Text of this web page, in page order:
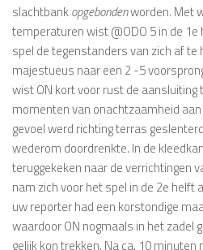
slachtbankopgebondenworden. Met
temperaturen wist @ODO 5 in de
spel de tegenstanders van zich af te
majestueus naar een 2 -5
wist ON kort voor rust de aansluiting
momenten van onachtzaamheid
gevoel werd richting terras
wederom doordrenkte. In de
teruggekeken naar de verrichtingen
nam zich voor het spel in de 2e helft
uw reporter had een korstondige
waardoor ON nogmaals in het zadel
gelijk kon trekken. Na ca. 10 minuten